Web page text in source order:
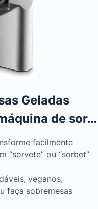
Geladas
de sor…
facilmente
“sorvete” ou “sorbet”
veganos,
faça sobremesas